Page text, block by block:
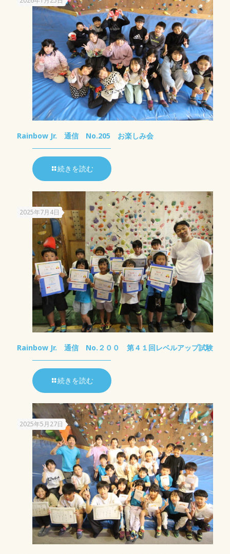
Rainbow Jr. 通信 No.205 お楽しみ会
続きを読む
2025年7月4日
Rainbow Jr. 通信 No.２００ 第４１回レベルアップ試験
続きを読む
2025年5月27日